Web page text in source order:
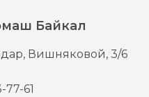
Байкал
Вишняковой, 3/6
77-61